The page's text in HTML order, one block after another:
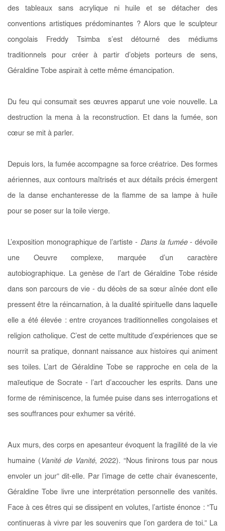
des tableaux sans acrylique ni huile et se détacher des
conventions artistiques prédominantes ? Alors que le sculpteur
congolais Freddy Tsimba s’est détourné des médiums
traditionnels pour créer à partir d’objets porteurs de sens,
Géraldine Tobe aspirait à cette même émancipation.
Du feu qui consumait ses œuvres apparut une voie nouvelle. La
destruction la mena à la reconstruction. Et dans la fumée, son
cœur se mit à parler.
Depuis lors, la fumée accompagne sa force créatrice. Des formes
aériennes, aux contours maîtrisés et aux détails précis émergent
de la danse enchanteresse de la flamme de sa lampe à huile
pour se poser sur la toile vierge.
L’exposition monographique de l’artiste - Dans la fumée- dévoile
une Oeuvre complexe, marquée d’un caractère
autobiographique. La genèse de l’art de Géraldine Tobe réside
dans son parcours de vie - du décès de sa sœur aînée dont elle
pressent être la réincarnation, à la dualité spirituelle dans laquelle
elle a été élevée : entre croyances traditionnelles congolaises et
religion catholique. C’est de cette multitude d’expériences que se
nourrit sa pratique, donnant naissance aux histoires qui animent
ses toiles. L’art de Géraldine Tobe se rapproche en cela de la
maïeutique de Socrate - l’art d’accoucher les esprits. Dans une
forme de réminiscence, la fumée puise dans ses interrogations et
ses souffrances pour exhumer sa vérité.
Aux murs, des corps en apesanteur évoquent la fragilité de la vie
humaine ( Vanité de Vanité, 2022). “Nous finirons tous par nous
envoler un jour” dit-elle. Par l’image de cette chair évanescente,
Géraldine Tobe livre une interprétation personnelle des vanités.
Face à ces êtres qui se dissipent en volutes, l’artiste énonce : “Tu
continueras à vivre par les souvenirs que l’on gardera de toi.” La